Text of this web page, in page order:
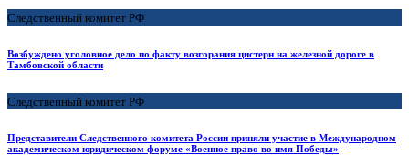
Следственный комитет РФ
Возбуждено уголовное дело по факту возгорания цистерн на железной дороге в
Тамбовской области
Следственный комитет РФ
Представители Следственного комитета России приняли участие в Международном
академическом юридическом форуме «Военное право во имя Победы»